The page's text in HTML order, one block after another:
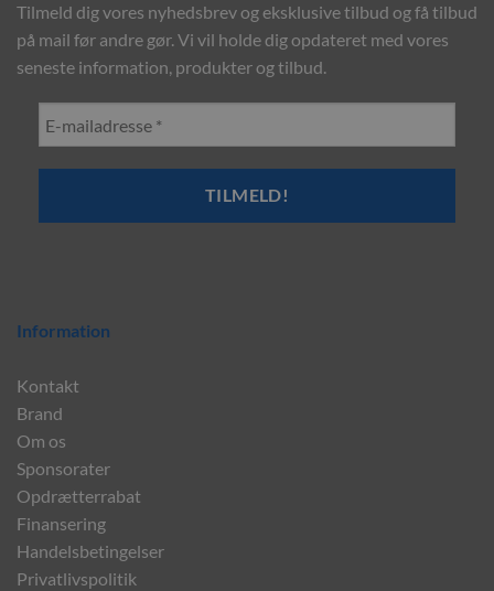
Tilmeld dig vores nyhedsbrev og eksklusive tilbud og få tilbud
på mail før andre gør. Vi vil holde dig opdateret med vores
seneste information, produkter og tilbud.
Information
Kontakt
Brand
Om os
Sponsorater
Opdrætterrabat
Finansering
Handelsbetingelser
Privatlivspolitik